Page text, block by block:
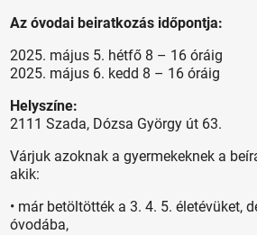
Az óvodai beiratkozás időpontja:
2025. május 5. hétfő 8 – 16 óráig
2025. május 6. kedd 8 – 16 óráig
Helyszíne:
2111 Szada, Dózsa György út 63.
Várjuk azoknak a gyermekeknek a
akik:
• már betöltötték a 3. 4. 5. életévüket,
óvodába,